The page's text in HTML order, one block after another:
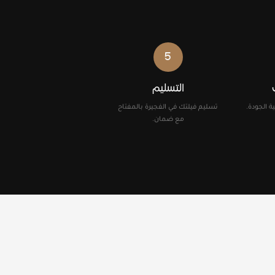
الجودة.
5
التسليم
تسليم فيلتك في الفجيرة بالمفتاح
مع ضمان.